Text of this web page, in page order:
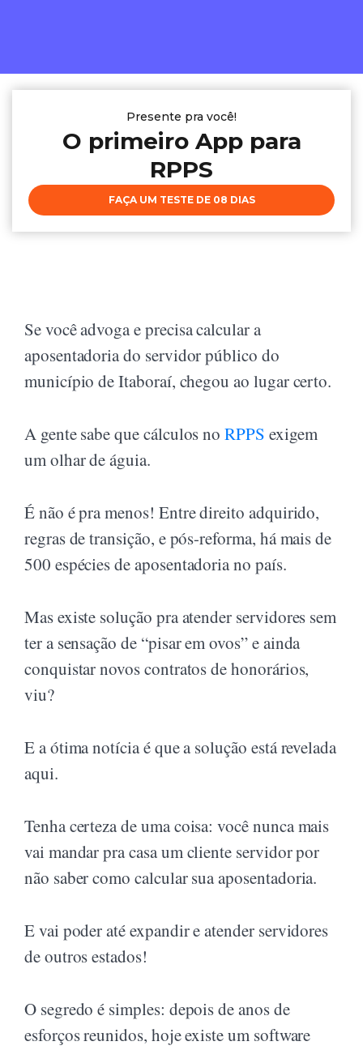
Presente pra você!
O primeiro App para
RPPS
FAÇA UM TESTE DE 08 DIAS
Se você advoga e precisa calcular a
aposentadoria do servidor público do
município de Itaboraí, chegou ao lugar certo.
A gente sabe que cálculos noRPPS exigem
um olhar de águia.
É não é pra menos! Entre direito adquirido,
regras de transição, e pós-reforma, há mais de
500 espécies de aposentadoria no país.
Mas existe solução pra atender servidores sem
ter a sensação de “pisar em ovos” e ainda
conquistar novos contratos de honorários,
viu?
E a ótima notícia é que a solução está revelada
aqui.
Tenha certeza de uma coisa: você nunca mais
vai mandar pra casa um cliente servidor por
não saber como calcular sua aposentadoria.
E vai poder até expandir e atender servidores
de outros estados!
O segredo é simples: depois de anos de
esforços reunidos, hoje existe um software